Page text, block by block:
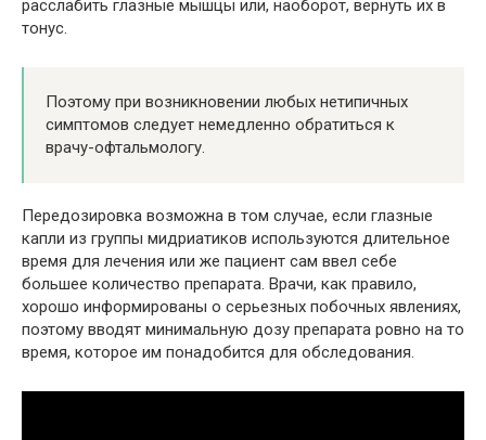
расслабить глазные мышцы или, наоборот, вернуть их в
тонус.
Поэтому при возникновении любых нетипичных
симптомов следует немедленно обратиться к
врачу-офтальмологу.
Передозировка возможна в том случае, если глазные
капли из группы мидриатиков используются длительное
время для лечения или же пациент сам ввел себе
большее количество препарата. Врачи, как правило,
хорошо информированы о серьезных побочных явлениях,
поэтому вводят минимальную дозу препарата ровно на то
время, которое им понадобится для обследования.